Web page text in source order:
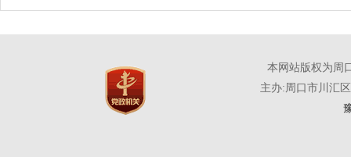
本网站版权为周
主办:周口市川汇